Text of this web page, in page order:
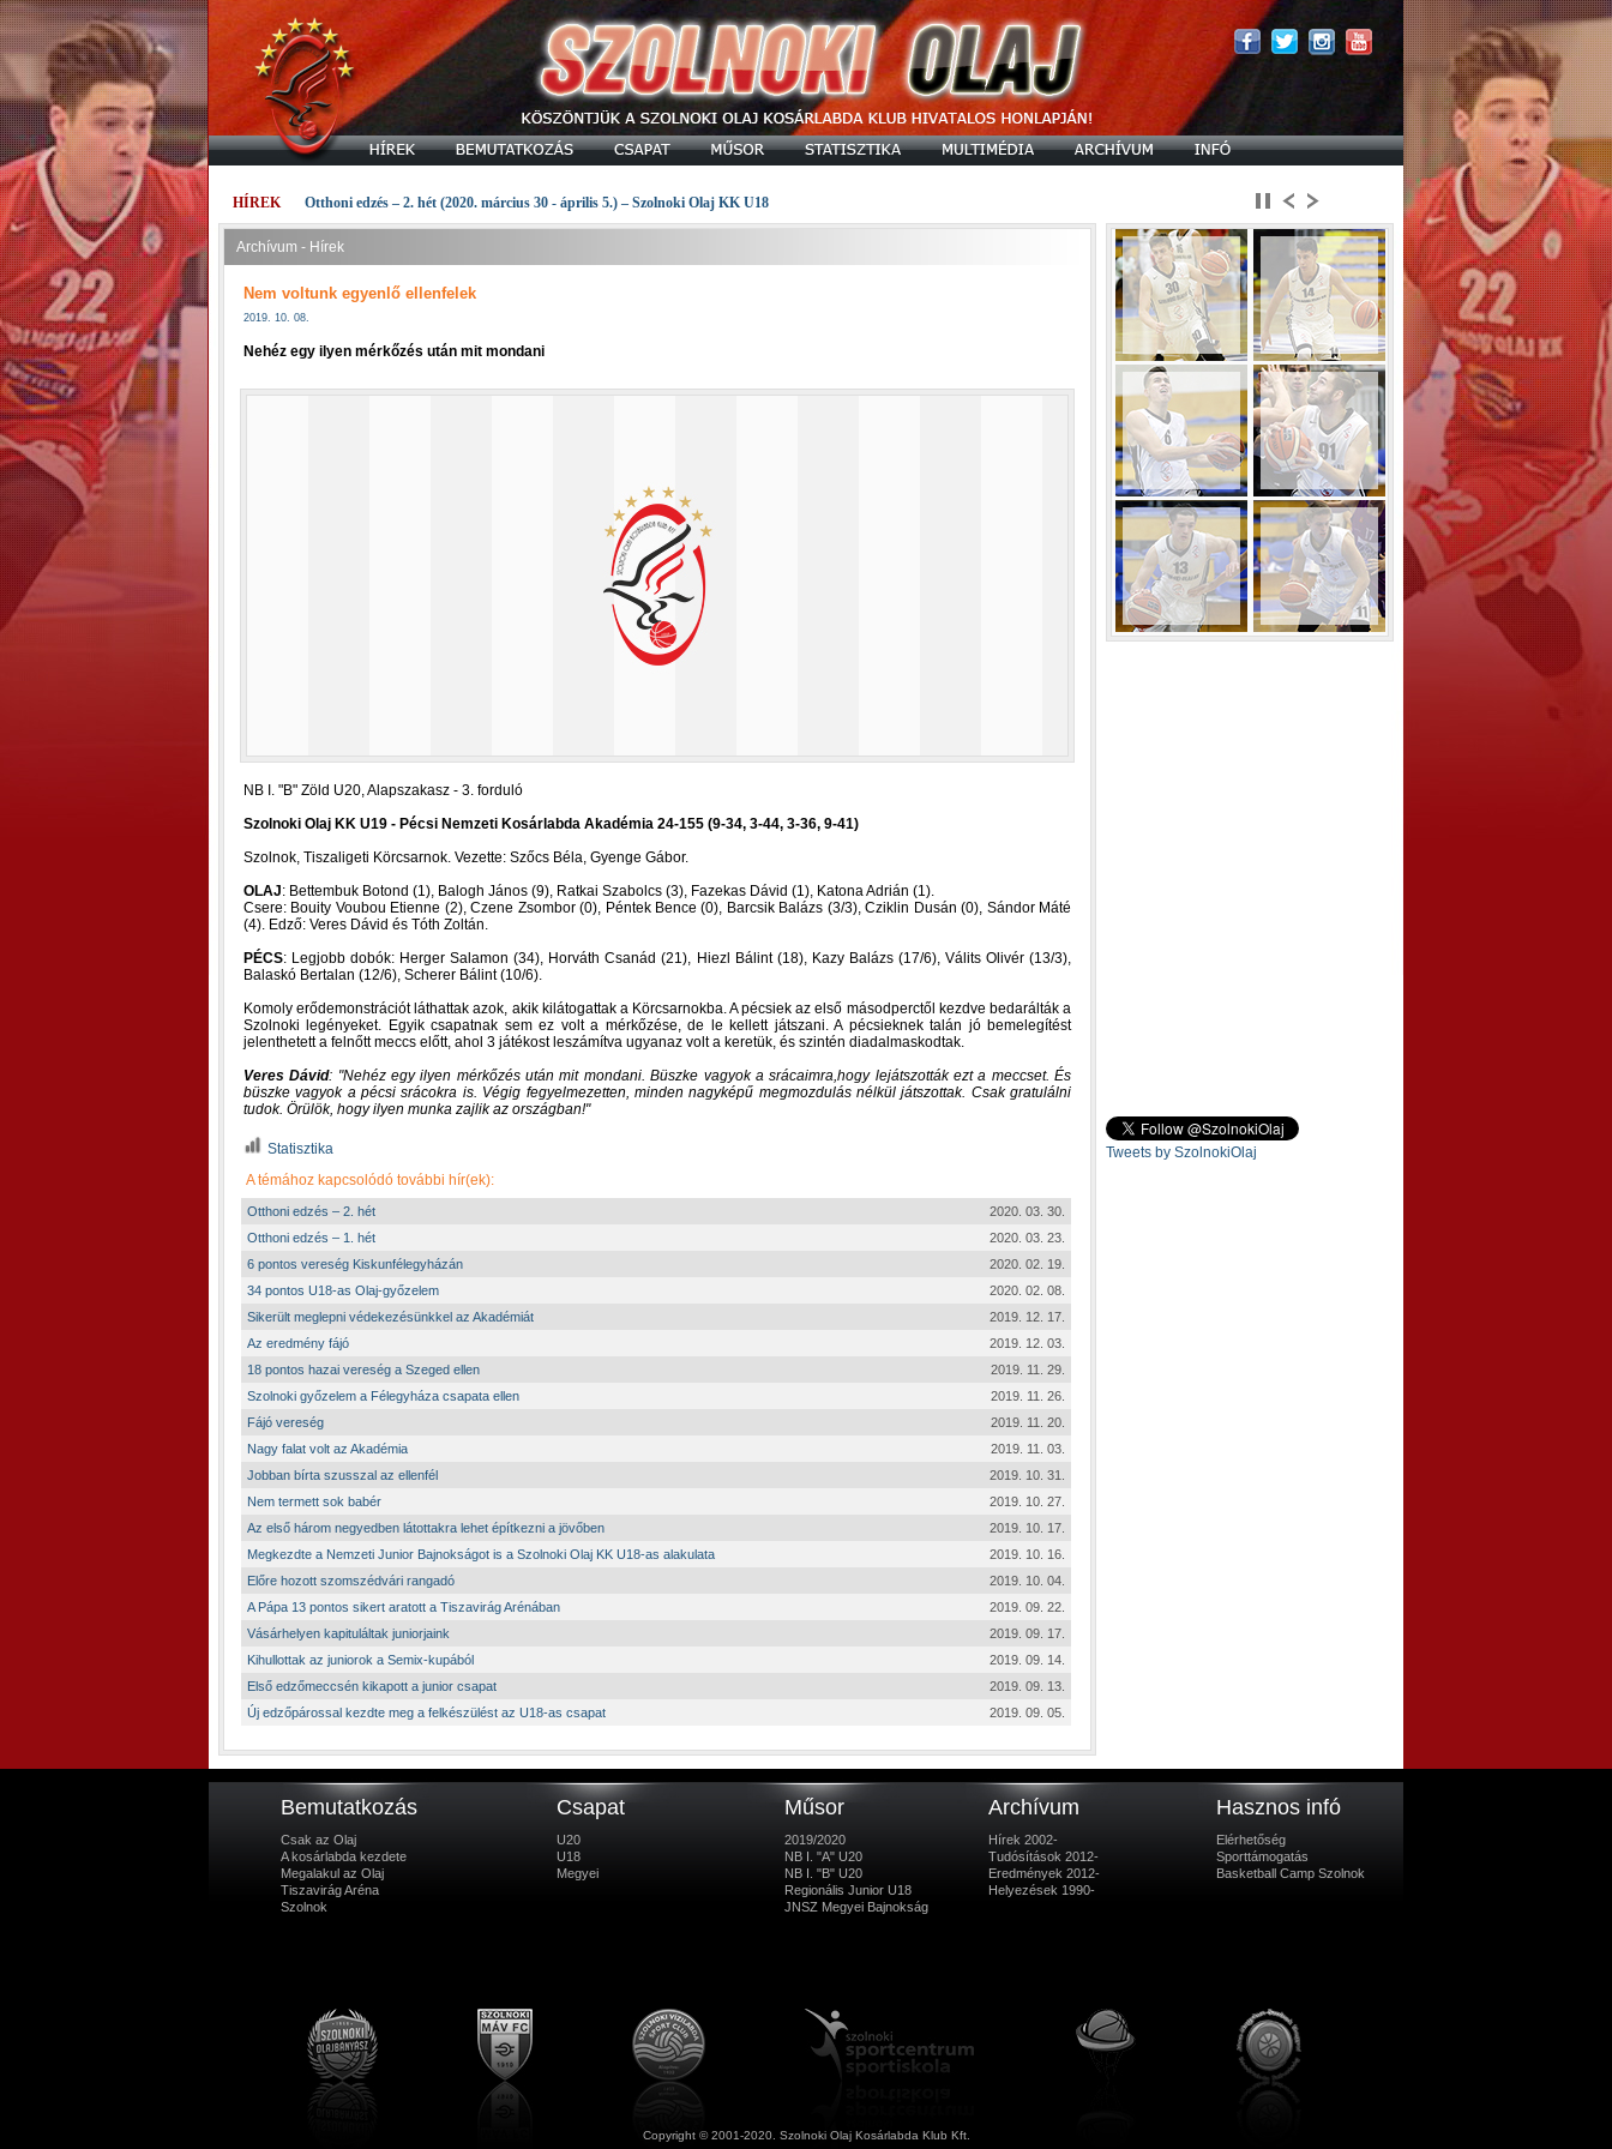
HÍREK Otthoni edzés – 2. hét (2020. március 30 - április 5.) – Szolnoki Olaj KK U18
Archívum - Hírek
Nem voltunk egyenlő ellenfelek
2019. 10. 08.
Nehéz egy ilyen mérkőzés után mit mondani
NB I. "B" Zöld U20, Alapszakasz - 3. forduló
Szolnoki Olaj KK U19 - Pécsi Nemzeti Kosárlabda Akadémia 24-155 (9-34, 3-44, 3-36, 9-41)
Szolnok, Tiszaligeti Körcsarnok. Vezette: Szőcs Béla, Gyenge Gábor.
OLAJ: Bettembuk Botond (1), Balogh János (9), Ratkai Szabolcs (3), Fazekas Dávid (1), Katona Adrián (1).
Csere: Bouity Voubou Etienne (2), Czene Zsombor (0), Péntek Bence (0), Barcsik Balázs (3/3), Cziklin Dusán (0), Sándor Máté
(4). Edző: Veres Dávid és Tóth Zoltán.
PÉCS: Legjobb dobók: Herger Salamon (34), Horváth Csanád (21), Hiezl Bálint (18), Kazy Balázs (17/6), Válits Olivér (13/3),
Balaskó Bertalan (12/6), Scherer Bálint (10/6).
Komoly erődemonstrációt láthattak azok, akik kilátogattak a Körcsarnokba. A pécsiek az első másodperctől kezdve bedarálták a
Szolnoki legényeket. Egyik csapatnak sem ez volt a mérkőzése, de le kellett játszani. A pécsieknek talán jó bemelegítést
jelenthetett a felnőtt meccs előtt, ahol 3 játékost leszámítva ugyanaz volt a keretük, és szintén diadalmaskodtak.
Veres Dávid:
Nehéz egy ilyen mérkőzés után mit mondani. Büszke vagyok a srácaimra,hogy lejátszották ezt a meccset. És
büszke vagyok a pécsi srácokra is. Végig fegyelmezetten, minden nagyképű megmozdulás nélkül játszottak. Csak gratulálni
tudok. Örülök, hogy ilyen munka zajlik az országban!
Statisztika
A témához kapcsolódó további hír(ek):
Otthoni edzés – 2. hét
2020. 03. 30.
Otthoni edzés – 1. hét
2020. 03. 23.
6 pontos vereség Kiskunfélegyházán
2020. 02. 19.
34 pontos U18-as Olaj-győzelem
2020. 02. 08.
Sikerült meglepni védekezésünkkel az Akadémiát
2019. 12. 17.
Az eredmény fájó
2019. 12. 03.
18 pontos hazai vereség a Szeged ellen
2019. 11. 29.
Szolnoki győzelem a Félegyháza csapata ellen
2019. 11. 26.
Fájó vereség
2019. 11. 20.
Nagy falat volt az Akadémia
2019. 11. 03.
Jobban bírta szusszal az ellenfél
2019. 10. 31.
Nem termett sok babér
2019. 10. 27.
Az első három negyedben látottakra lehet építkezni a jövőben
2019. 10. 17.
Megkezdte a Nemzeti Junior Bajnokságot is a Szolnoki Olaj KK U18-as alakulata
2019. 10. 16.
Előre hozott szomszédvári rangadó
2019. 10. 04.
A Pápa 13 pontos sikert aratott a Tiszavirág Arénában
2019. 09. 22.
Vásárhelyen kapituláltak juniorjaink
2019. 09. 17.
Kihullottak az juniorok a Semix-kupából
2019. 09. 14.
Első edzőmeccsén kikapott a junior csapat
2019. 09. 13.
Új edzőpárossal kezdte meg a felkészülést az U18-as csapat
2019. 09. 05.
Tweets by SzolnokiOlaj
Bemutatkozás
Csak az Olaj
A kosárlabda kezdete
Megalakul az Olaj
Tiszavirág Aréna
Szolnok
Csapat
U20
U18
Megyei
Műsor
2019/2020
NB I. "A" U20
NB I. "B" U20
Regionális Junior U18
JNSZ Megyei Bajnokság
Archívum
Hírek 2002-
Tudósítások 2012-
Eredmények 2012-
Helyezések 1990-
Hasznos infó
Elérhetőség
Sporttámogatás
Basketball Camp Szolnok
Copyright © 2001-2020. Szolnoki Olaj Kosárlabda Klub Kft.